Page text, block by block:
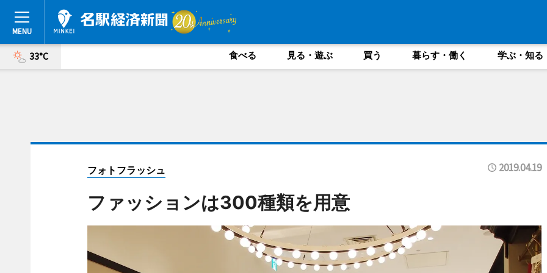
33°C 食べる 見る・遊ぶ 買う 暮らす・働く 学ぶ・知る
フォトフラッシュ 2019.04.19
ファッションは300種類を用意